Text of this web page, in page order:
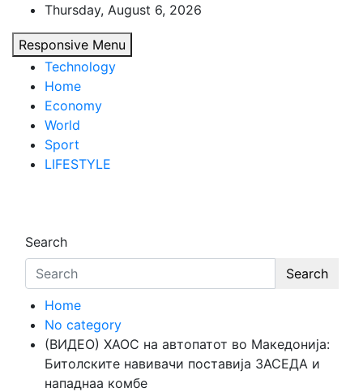
content
Thursday, August 6, 2026
Responsive Menu
Technology
Home
Economy
World
Sport
LIFESTYLE
Search
Search
Home
No category
(ВИДЕО) ХАОС на автопатот во Македонија:
Битолските навивачи поставија ЗАСЕДА и
нападнаа комбе